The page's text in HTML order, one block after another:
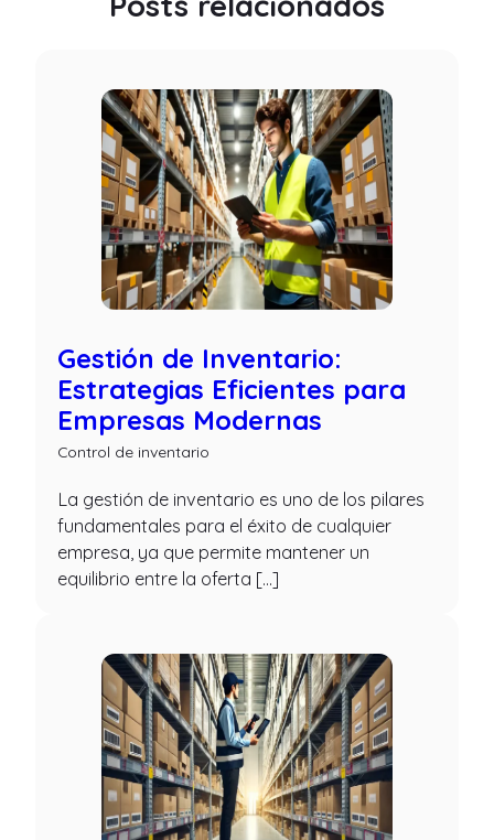
Gestión de Inventario:
Estrategias Eficientes para
Empresas Modernas
Control de inventario
La gestión de inventario es uno de los pilares
fundamentales para el éxito de cualquier
empresa, ya que permite mantener un
equilibrio entre la oferta […]